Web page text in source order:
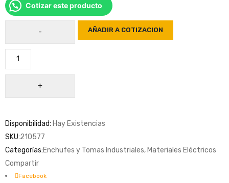
Cotizar este producto
AÑADIR A COTIZACION
Disponibilidad: Hay Existencias
SKU:210577
Categorías:Enchufes y Tomas Industriales, Materiales Eléctricos
Compartir
Facebook